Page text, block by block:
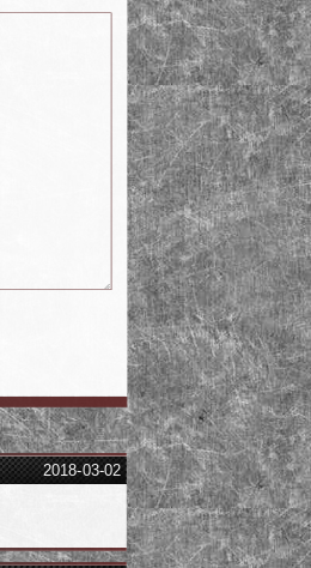
2018-03-02